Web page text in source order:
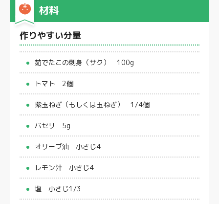
材料
作りやすい分量
茹でたこの刺身（サク） 100g
トマト 2個
紫玉ねぎ（もしくは玉ねぎ） 1/4個
パセリ 5g
オリーブ油 小さじ4
レモン汁 小さじ4
塩 小さじ1/3